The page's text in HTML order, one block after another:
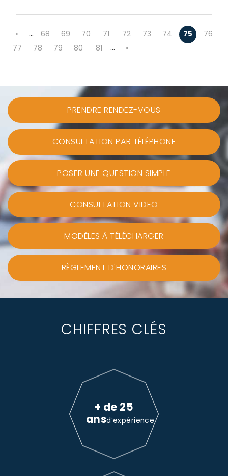
« … 68 69 70 71 72 73 74 75
76
77
78 79 80 81 … »
PRENDRE RENDEZ-VOUS
CONSULTATION PAR TÉLÉPHONE
POSER UNE QUESTION SIMPLE
CONSULTATION VIDEO
MODÈLES À TÉLÉCHARGER
RÈGLEMENT D'HONORAIRES
CHIFFRES CLÉS
+ de 25
ansd’expérience